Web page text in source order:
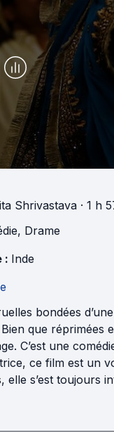
Shrivastava · 1 h
, Drame
: Inde
bondées
que réprimées
C’est une
ce film est un
elle s’est toujours